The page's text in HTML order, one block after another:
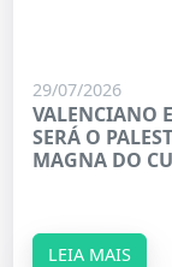
29/07/2026
VALENCIANO
SERÁ O
MAGNA DO
LEIA MAIS